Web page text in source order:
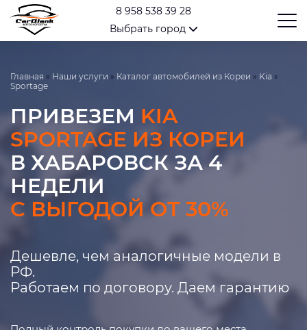
8 958 538 39 28
Выбрать город
Главная » Наши услуги » Каталог автомобилей из Кореи » Kia »
Sportage
ПРИВЕЗЕМ KIA
SPORTAGE ИЗ КОРЕИ
В ХАБАРОВСК ЗА 4
НЕДЕЛИ
С ВЫГОДОЙ ОТ 30%
Дешевле, чем аналогичные модели в
РФ.
Работаем по договору. Даем гарантию